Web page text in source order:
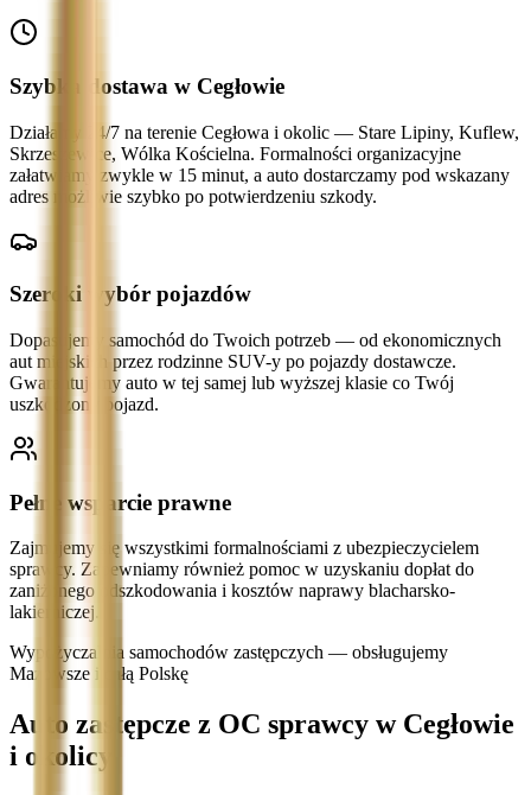
Szybka dostawa w Cegłowie
Działamy 24/7 na terenie Cegłowa i okolic — Stare Lipiny, Kuflew,
Skrzeszewice, Wólka Kościelna. Formalności organizacyjne
załatwiamy zwykle w 15 minut, a auto dostarczamy pod wskazany
adres możliwie szybko po potwierdzeniu szkody.
Szeroki wybór pojazdów
Dopasujemy samochód do Twoich potrzeb — od ekonomicznych
aut miejskich przez rodzinne SUV-y po pojazdy dostawcze.
Gwarantujemy auto w tej samej lub wyższej klasie co Twój
uszkodzony pojazd.
Pełne wsparcie prawne
Zajmujemy się wszystkimi formalnościami z ubezpieczycielem
sprawcy. Zapewniamy również pomoc w uzyskaniu dopłat do
zaniżonego odszkodowania i kosztów naprawy blacharsko-
lakierniczej.
Wypożyczalnia samochodów zastępczych — obsługujemy
Mazowsze i całą Polskę
Auto zastępcze z OC sprawcy w Cegłowie
i okolicy